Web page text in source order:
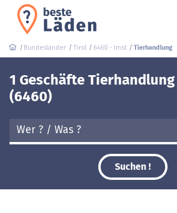
Bundesländer Tirol 6460 - Imst Tierhandlung
1 Geschäfte
(6460)
Suchen !